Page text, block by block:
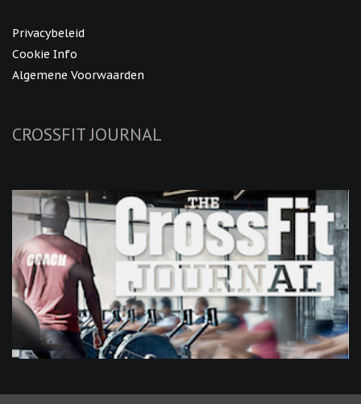
Privacybeleid
Cookie Info
Algemene Voorwaarden
CROSSFIT JOURNAL